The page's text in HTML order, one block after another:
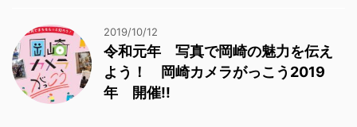
2019/10/12
令和元年 写真で岡崎の魅力を伝え
よう！ 岡崎カメラがっこう2019
年 開催!!